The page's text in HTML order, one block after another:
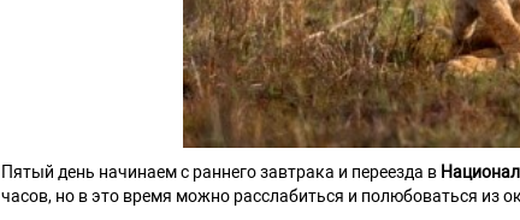
Пятый день начинаем с раннего завтрака и переезда в
часов, но в это время можно расслабиться и полюбоваться из